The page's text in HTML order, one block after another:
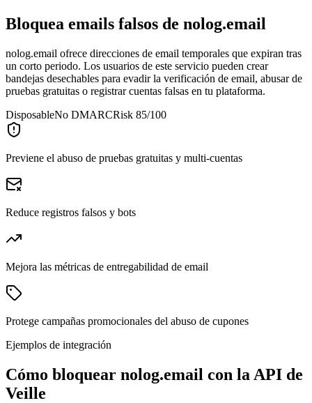
Bloquea emails falsos de nolog.email
nolog.email ofrece direcciones de email temporales que expiran tras
un corto periodo. Los usuarios de este servicio pueden crear
bandejas desechables para evadir la verificación de email, abusar de
pruebas gratuitas o registrar cuentas falsas en tu plataforma.
DisposableNo DMARCRisk 85/100
Previene el abuso de pruebas gratuitas y multi-cuentas
Reduce registros falsos y bots
Mejora las métricas de entregabilidad de email
Protege campañas promocionales del abuso de cupones
Ejemplos de integración
Cómo bloquear nolog.email con la API de
Veille